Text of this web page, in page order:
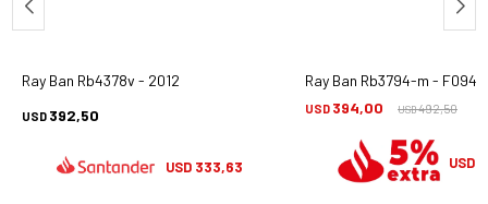
Ray Ban Rb4378v - 2012
USD 392,50
USD 333,63
Ray Ban Rb3794-m - F094/
USD 394,00 USD492,50
USD